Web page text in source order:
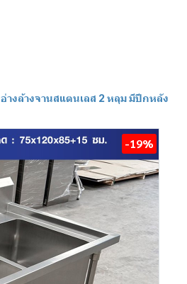
อ่างล้างจานสแตนเลส 2 หลุม มีปีกหลัง
-19%